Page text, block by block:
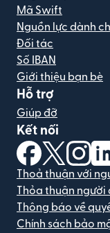
Mã Swift
Nguồn lực dành
Đối tác
Số IBAN
Giới thiệu bạn bè
Hỗ trợ
Giúp đỡ
Kết nối
(mở trong cửa
(mở
Thoả thuận với
Thỏa thuận người
Thông báo về
Chính sách bảo